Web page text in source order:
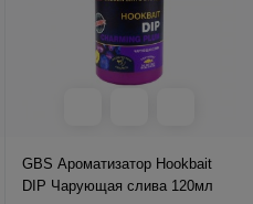
GBS Ароматизатор Hookbait
DIP Чарующая слива 120мл